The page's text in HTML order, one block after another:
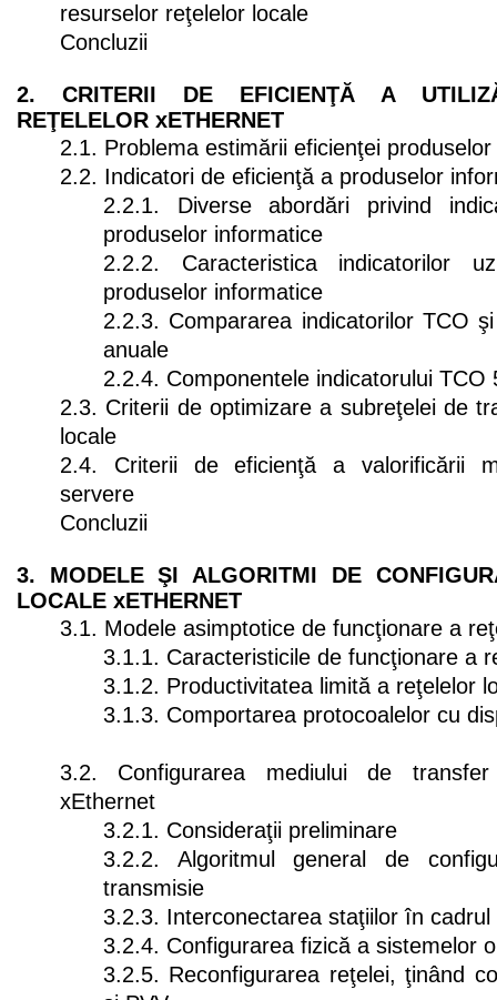
resurselor reţelelor locale
Concluzii
2. CRITERII DE EFICIENŢĂ A
REŢELELOR xETHERNET
2.1. Problema estimării eficienţei
2.2. Indicatori de eficienţă a produselor
2.2.1. Diverse abordări privind
produselor informatice
2.2.2. Caracteristica indicatorilor
produselor informatice
2.2.3. Compararea indicatorilor TCO
anuale
2.2.4. Componentele indicatorului TCO
2.3. Criterii de optimizare a subreţelei de
locale
2.4. Criterii de eficienţă a valorificării
servere
Concluzii
3. MODELE ŞI ALGORITMI DE
LOCALE xETHERNET
3.1. Modele asimptotice de funcţionare a
3.1.1. Caracteristicile de funcţionare a
3.1.2. Productivitatea limită a reţelelor
3.1.3. Comportarea protocoalelor cu
3.2. Configurarea mediului de
xEthernet
3.2.1. Consideraţii preliminare
3.2.2. Algoritmul general de
transmisie
3.2.3. Interconectarea staţiilor în
3.2.4. Configurarea fizică a sistemelor
3.2.5. Reconfigurarea reţelei, ţinând